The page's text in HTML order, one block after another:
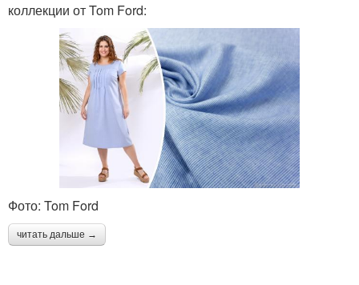
коллекции от Tom Ford:
Фото: Tom Ford
читать дальше →